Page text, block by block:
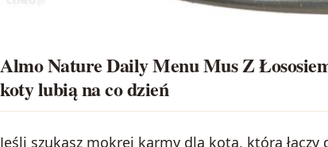
Almo Nature Daily Menu Mus Z
koty lubią na co dzień
Jeśli szukasz mokrej karmy dla kota, która